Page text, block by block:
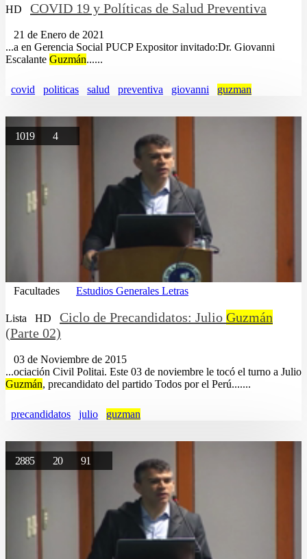
HD COVID 19 y Políticas de Salud Preventiva
21 de Enero de 2021
...a en Gerencia Social PUCP Expositor invitado:Dr. Giovanni
Escalante Guzmán......
covid politicas salud preventiva giovanni guzman
1019 4
Facultades Estudios Generales Letras
Lista HD Ciclo de Precandidatos: Julio Guzmán
(Parte 02)
03 de Noviembre de 2015
...ociación Civil Politai. Este 03 de noviembre le tocó el turno a Julio
Guzmán, precandidato del partido Todos por el Perú.......
precandidatos julio guzman
2885 20 91